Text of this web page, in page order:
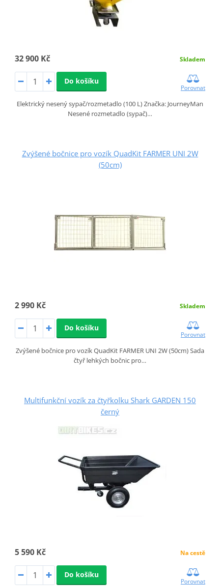
32 900 Kč Skladem
Do košíku
Porovnat
Elektrický nesený sypač/rozmetadlo (100 L) Značka: JourneyMan
Nesené rozmetadlo (sypač)…
Zvýšené bočnice pro vozík QuadKit FARMER UNI 2W
(50cm)
2 990 Kč Skladem
Do košíku
Porovnat
Zvýšené bočnice pro vozík QuadKit FARMER UNI 2W (50cm) Sada
čtyř lehkých bočnic pro…
Multifunkční vozík za čtyřkolku Shark GARDEN 150
černý
5 590 Kč Na cestě
Do košíku
Porovnat